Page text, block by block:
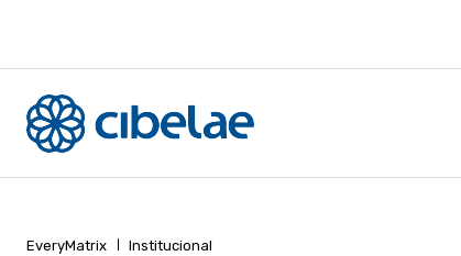
EveryMatrix Institucional